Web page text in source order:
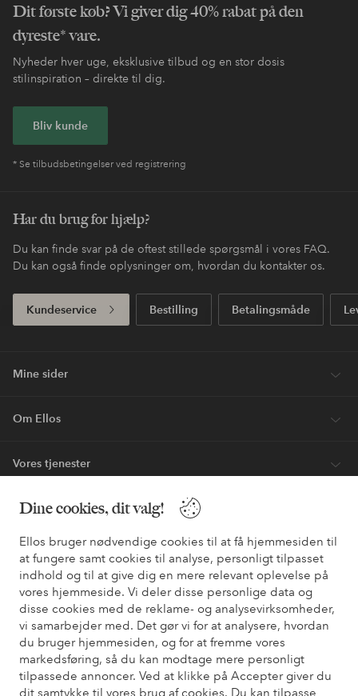
Dine cookies, dit valg!
Ellos bruger nødvendige cookies til at få hjemmesiden til
at fungere samt cookies til analyse, personligt tilpasset
indhold og til at give dig en mere relevant oplevelse på
vores hjemmeside. Vi deler disse personlige data og
disse cookies med de reklame- og analysevirksomheder,
vi samarbejder med. Det gør vi for at analysere, hvordan
du bruger hjemmesiden, og for at fremme vores
markedsføring, så du kan modtage mere personligt
tilpassede annoncer. Ved at klikke på Accepter giver du
dit samtykke til vores brug af cookies. Du kan tilpasse
Dit første køb? Vi giver dig 40% rabat på den
dyreste* vare.
Nyheder hver uge, eksklusive tilbud og en stor dosis
stilinspiration – direkte til dig.
Bliv kunde
* Se tilbudsbetingelser ved registrering
Har du brug for hjælp?
Du kan finde svar på de oftest stillede spørgsmål i vores FAQ.
Du kan også finde oplysninger om, hvordan du kontakter os.
Kundeservice Bestilling Betalingsmåde
Mine sider
Om Ellos
Vores tjenester
Vilkår
Venner
Sikre betalinger - betal nu eller del op
Vil du vide mere om vores betalingsmuligheder
elpy elpy